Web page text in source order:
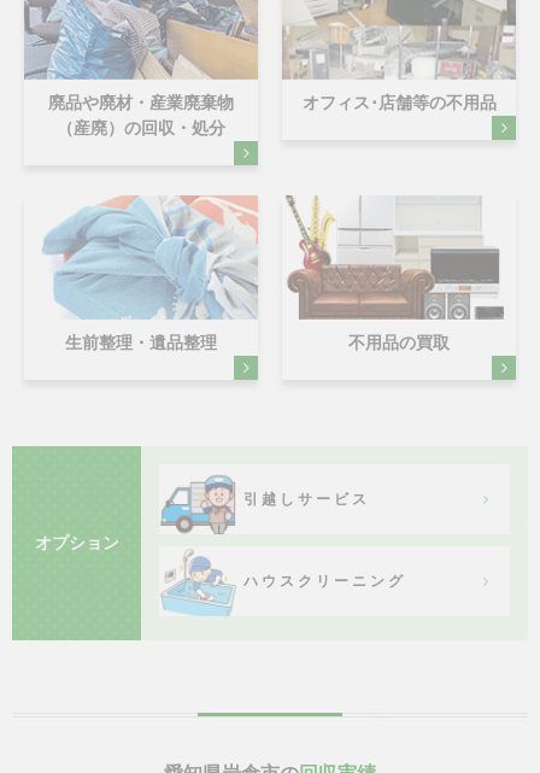
廃品や廃材・産業廃棄物
（産廃）の回収・処分
オフィス･店舗等の不用品
生前整理・遺品整理 不用品の買取
オプション
引越しサービス
ハウスクリーニング